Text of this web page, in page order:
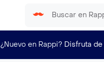
¿Nuevo en Rappi? Disfruta de